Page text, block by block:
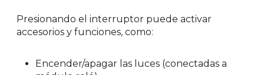
Presionando el interruptor puede activar
accesorios y funciones, como:
Encender/apagar las luces (conectadas a